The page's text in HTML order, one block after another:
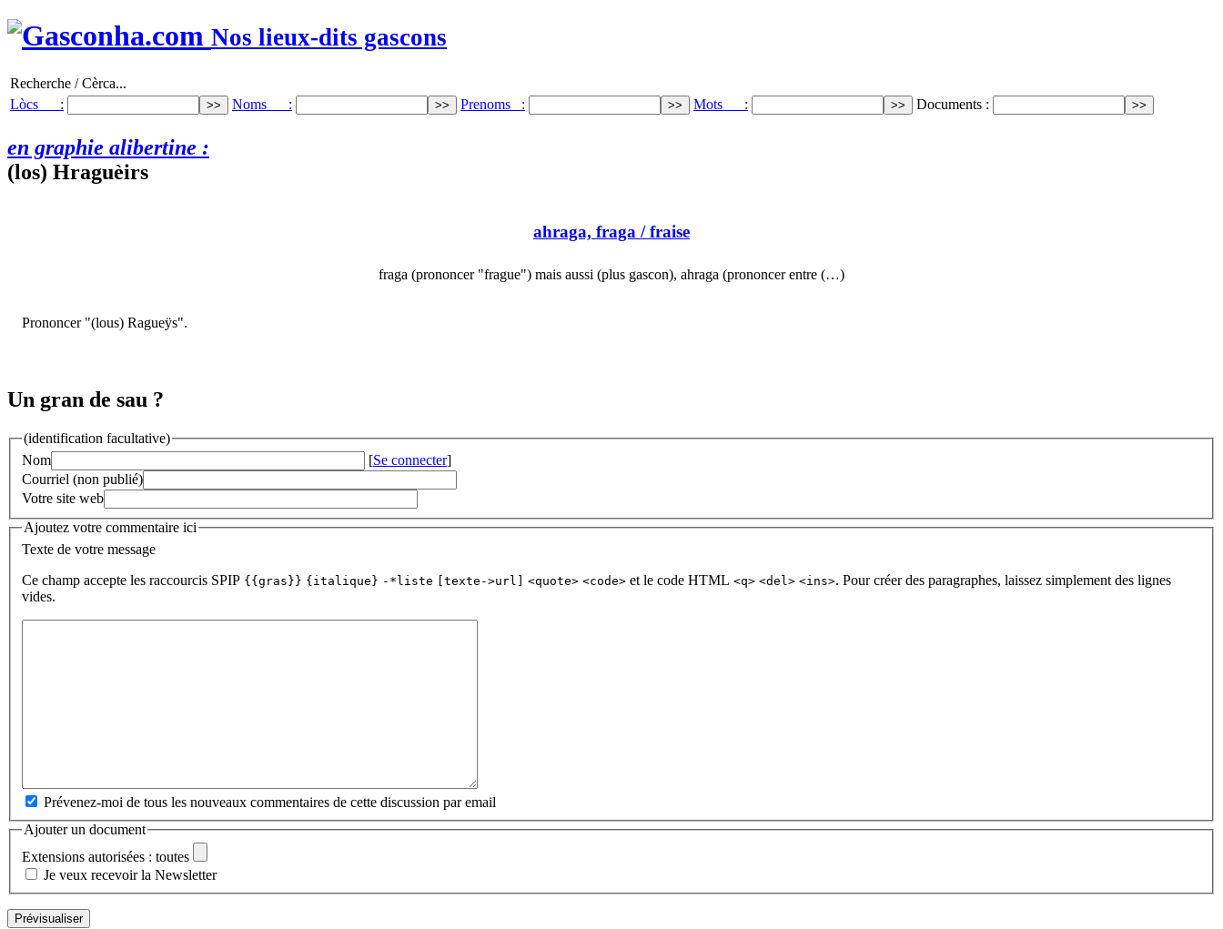
Nos lieux-dits gascons
Recherche / Cèrca...
Lòcs :
Noms : Prenoms : Mots : Documents :
en graphie alibertine :
(los) Hraguèirs
ahraga, fraga / fraise
fraga (prononcer "frague") mais aussi (plus gascon), ahraga (prononcer entre (…)
Prononcer "(lous) Ragueÿs".
Un gran de sau ?
(identification facultative)
Nom
[Se connecter]
Courriel (non publié)
Votre site web
Ajoutez votre commentaire ici
Texte de votre message
Ce champ accepte les raccourcis SPIP {{gras}} {italique} -*liste [texte->url] <quote> <code> et le code HTML <q> <del> <ins>. Pour créer des paragraphes, laissez simplement des lignes
vides.
Prévenez-moi de tous les nouveaux commentaires de cette discussion par email
Ajouter un document
Extensions autorisées : toutes
Je veux recevoir la Newsletter